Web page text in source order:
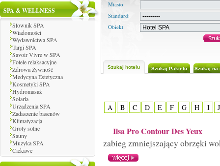
SPA & WELLNESS
Słownik SPA
Wiadomości
Wydawnictwa SPA
Targi SPA
Savoir Vivre w SPA
Fotele relaksacyjne
Zdrowa Żywność
Medycyna Estetyczna
Kosmetyki SPA
Hydromasaż
Solaria
Urządzenia SPA
Zadaszenie basenów
Klimatyzacja
Groty solne
Sauny
Muzyka SPA
Ciekawe
Miasto:
Standard:
Obiekt:
Szukaj hotelu Szukaj Pakietu Szukaj na
A B C D E F G H I
Ilsa Pro Contour Des Yeux
zabieg zmniejszający obrzęki